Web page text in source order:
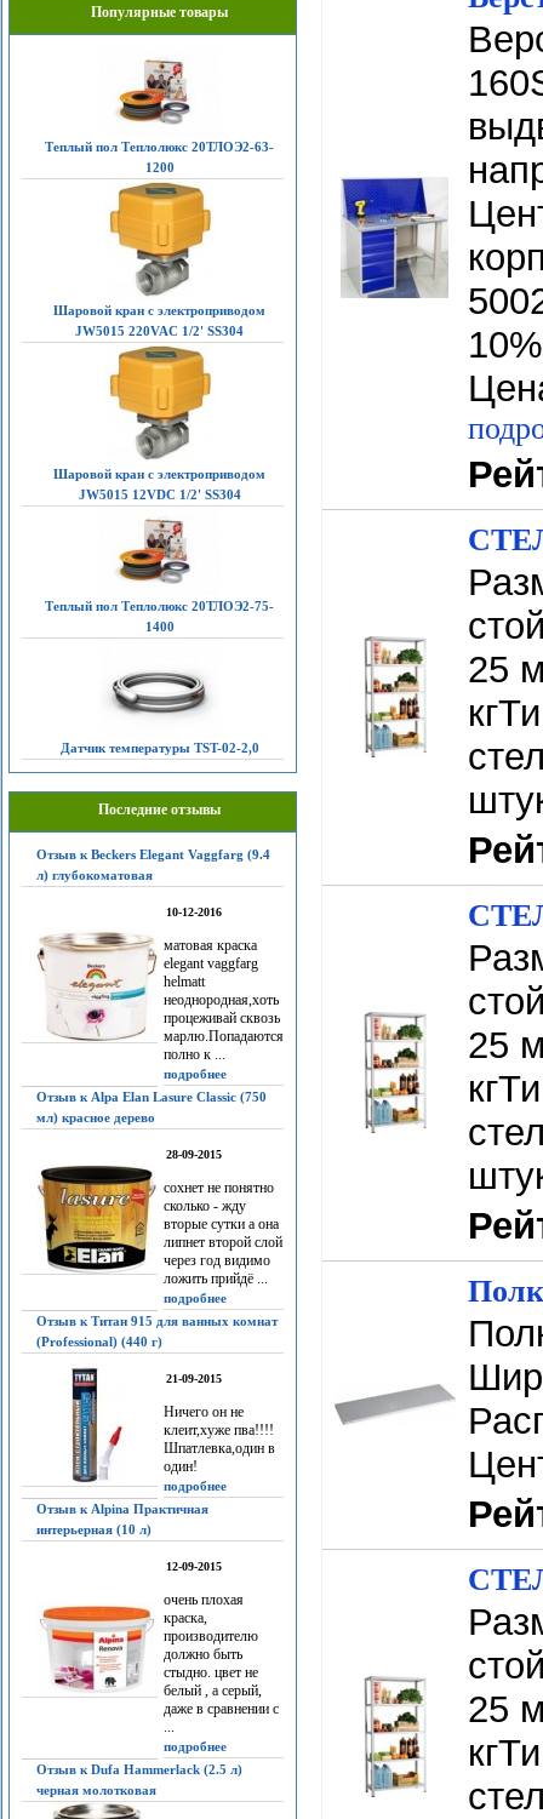
Популярные товары
Теплый пол Теплолюкс 20ТЛОЭ2-63-
1200
Шаровой кран с электроприводом
JW5015 220VAC 1/2' SS304
Шаровой кран с электроприводом
JW5015 12VDC 1/2' SS304
Теплый пол Теплолюкс 20ТЛОЭ2-75-
1400
Датчик температуры TST-02-2,0
Последние отзывы
Отзыв к Beckers Elegant Vaggfarg (9.4
л) глубокоматовая
10-12-2016
матовая краска
elegant vaggfarg
helmatt
неоднородная,хоть
процеживай сквозь
марлю.Попадаются
полно к ...
подробнее
Отзыв к Alpa Elan Lasure Classic (750
мл) красное дерево
28-09-2015
сохнет не понятно
сколько - жду
вторые сутки а она
липнет второй слой
через год видимо
ложить прийдё ...
подробнее
Отзыв к Титан 915 для ванных комнат
(Professional) (440 г)
21-09-2015
Ничего он не
клеит,хуже пва!!!!
Шпатлевка,один в
один!
подробнее
Отзыв к Alpina Практичная
интерьерная (10 л)
12-09-2015
очень плохая
краска,
производителю
должно быть
стыдно. цвет не
белый , а серый,
даже в сравнении с
...
подробнее
Отзыв к Dufa Hammerlack (2.5 л)
черная молотковая
25
25
25